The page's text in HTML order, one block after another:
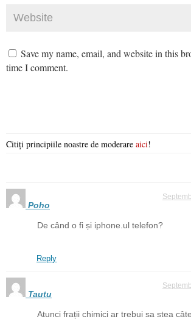
Save my name, email, and website in this
time I comment.
Citiți principiile noastre de moderare aici!
Poho
De când o fi și iphone.ul telefon?
Reply
Tautu
Atunci frații chimici ar trebui sa stea